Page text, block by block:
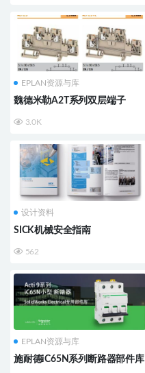
EPLAN资源与库
魏德米勒A2T系列双层端子
3.0K
设计资料
SICK机械安全指南
562
EPLAN资源与库
施耐德iC65N系列断路器部件库